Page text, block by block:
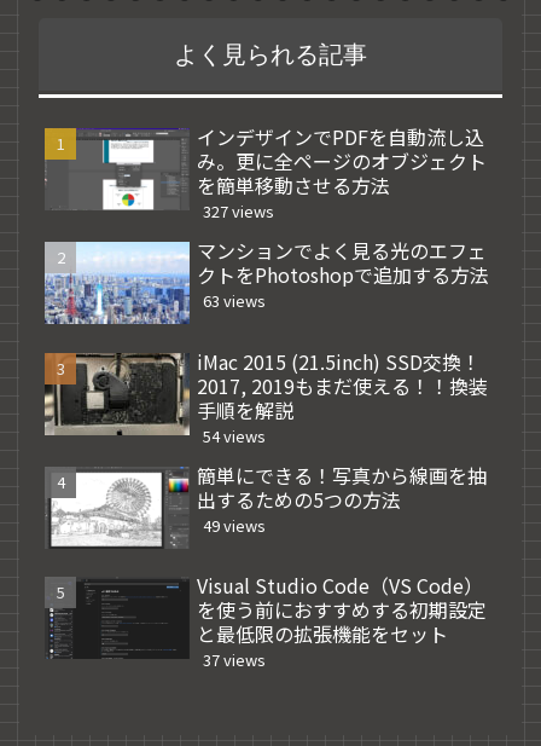
よく見られる記事
インデザインでPDFを自動流し込
み。更に全ページのオブジェクト
を簡単移動させる方法
327 views
マンションでよく見る光のエフェ
クトをPhotoshopで追加する方法
63 views
iMac 2015 (21.5inch) SSD交換！
2017, 2019もまだ使える！！換装
手順を解説
54 views
簡単にできる！写真から線画を抽
出するための5つの方法
49 views
Visual Studio Code（VS Code）
を使う前におすすめする初期設定
と最低限の拡張機能をセット
37 views